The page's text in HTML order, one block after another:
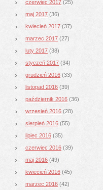
czerwiec 2017 (25)
maj 2017 (36)
kwiecień 2017 (37)
marzec 2017 (27)
luty 2017 (38)
styczeń 2017 (34)
grudzień 2016 (33)
listopad 2016 (39)
październik 2016 (36)
wrzesień 2016 (28)
sierpień 2016 (55)
lipiec 2016 (35)
czerwiec 2016 (39)
maj 2016 (49)
kwiecień 2016 (45)
marzec 2016 (42)